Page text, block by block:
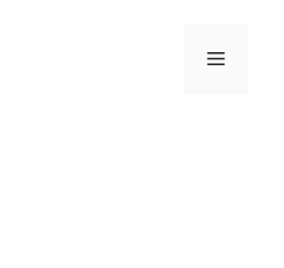
Menú